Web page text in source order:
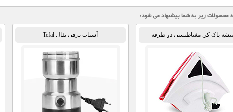
پاک کن مغناطیسی دو طرفه آسیاب برقی تفال Tefal